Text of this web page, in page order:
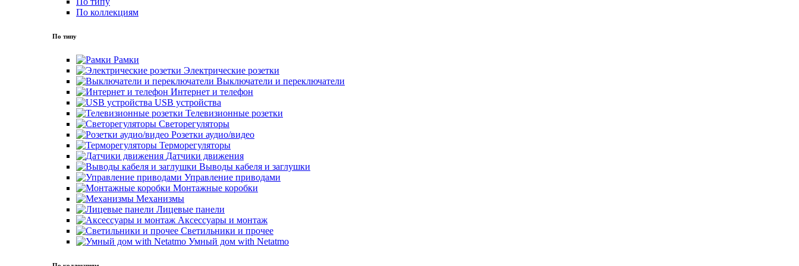
По коллекциям
По типу
Рамки
Электрические розетки
Выключатели и переключатели
Интернет и телефон
USB устройства
Телевизионные розетки
Светорегуляторы
Розетки аудио/видео
Терморегуляторы
Датчики движения
Выводы кабеля и заглушки
Управление приводами
Монтажные коробки
Механизмы
Лицевые панели
Аксессуары и монтаж
Светильники и прочее
Умный дом with Netatmo